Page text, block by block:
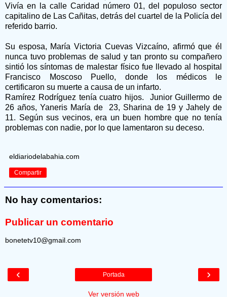
Vivía en la calle Caridad número 01, del populoso sector
capitalino de Las Cañitas, detrás del cuartel de la Policía del
referido barrio.
Su esposa, María Victoria Cuevas Vizcaíno, afirmó que él
nunca tuvo problemas de salud y tan pronto su compañero
sintió los síntomas de malestar físico fue llevado al hospital
Francisco Moscoso Puello, donde los médicos le
certificaron su muerte a causa de un infarto.
Ramírez Rodríguez tenía cuatro hijos. Junior Guillermo de
26 años, Yaneris María de 23, Sharina de 19 y Jahely de
11. Según sus vecinos, era un buen hombre que no tenía
problemas con nadie, por lo que lamentaron su deceso.
eldiariodelabahia.com
Compartir
No hay comentarios:
Publicar un comentario
bonetetv10@gmail.com
‹ ›
Portada
Ver versión web